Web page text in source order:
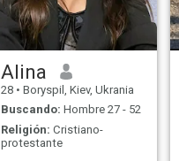
Alina
28 • Boryspil, Kiev, Ukrania
Buscando: Hombre 27 - 52
Religión: Cristiano-
protestante